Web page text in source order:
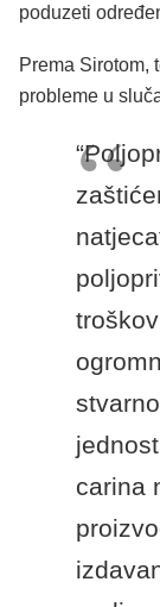
poduzeti
Prema Sirotom,
probleme u
carina